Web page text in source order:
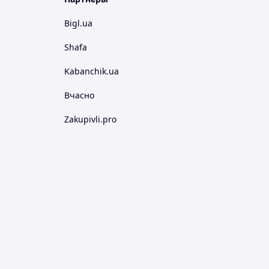
Bigl.ua
Shafa
Kabanchik.ua
Вчасно
Zakupivli.pro